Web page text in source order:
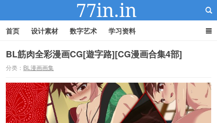
首页 设计素材 数字艺术 学习资料
BL筋肉全彩漫画CG[遊字路][CG漫画合集4部]
分类： BL漫画画集